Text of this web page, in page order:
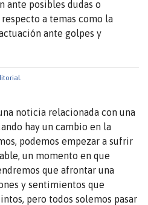
ante posibles dudas o
a temas como la
ante golpes y
noticia relacionada con una
hay un cambio en la
podemos empezar a sufrir
un momento en que
que afrontar una
y sentimientos que
pero todos solemos pasar